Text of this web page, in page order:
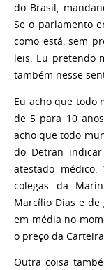
do Brasil,
Se o parlamento
como está, sem
leis. Eu pretendo
também nesse
Eu acho que todo
de 5 para 10
acho que todo
do Detran
atestado
colegas da
Marcílio Dias e de
em média no
o preço da
Outra coisa